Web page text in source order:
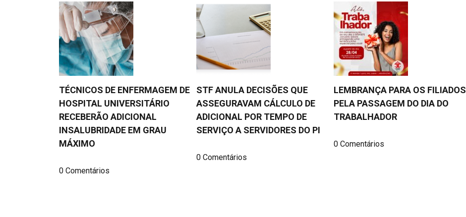
TÉCNICOS DE ENFERMAGEM DE
HOSPITAL UNIVERSITÁRIO
RECEBERÃO ADICIONAL
INSALUBRIDADE EM GRAU
MÁXIMO
0 Comentários
STF ANULA DECISÕES QUE
ASSEGURAVAM CÁLCULO DE
ADICIONAL POR TEMPO DE
SERVIÇO A SERVIDORES DO PI
0 Comentários
LEMBRANÇA PARA OS FILIADOS
PELA PASSAGEM DO DIA DO
TRABALHADOR
0 Comentários